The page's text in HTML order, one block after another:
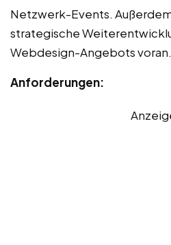
Netzwerk-Events.
strategische
Webdesign-Angebots voran.
Anforderungen: